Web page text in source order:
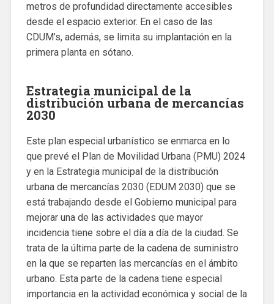
metros de profundidad directamente accesibles
desde el espacio exterior. En el caso de las
CDUM’s, además, se limita su implantación en la
primera planta en sótano.
Estrategia municipal de la
distribución urbana de mercancías
2030
Este plan especial urbanístico se enmarca en lo
que prevé el Plan de Movilidad Urbana (PMU) 2024
y en la Estrategia municipal de la distribución
urbana de mercancías 2030 (EDUM 2030) que se
está trabajando desde el Gobierno municipal para
mejorar una de las actividades que mayor
incidencia tiene sobre el día a día de la ciudad. Se
trata de la última parte de la cadena de suministro
en la que se reparten las mercancías en el ámbito
urbano. Esta parte de la cadena tiene especial
importancia en la actividad económica y social de la